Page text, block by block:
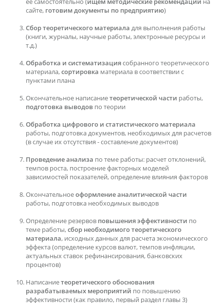
сайте, готовим документы по предприятию)
Сбор теоретического материала для выполнения работы
(книги, журналы, научные работы, электронные ресурсы и
т.д.)
Обработка и систематизациясобранного теоретического
материала,сортировка материала в соответствии с
пунктами плана
Окончательное написаниетеоретической части работы,
подготовка выводов по теории
Обработка цифрового и статистического материала
работы, подготовка документов, необходимых для расчетов
(в случае их отсутствия - составление документов)
Проведение анализа по теме работы: расчет отклонений,
темпов роста, построение факторных моделей
зависимостей показателей, определение влияния факторов
Окончательноеоформление аналитической части
работы, подготовка необходимых выводов
Определение резервов повышения эффективности по
теме работы,сбор необходимого теоретического
материала, исходных данных для расчета экономического
эффекта (определение курсов валют, темпов инфляции,
актуальных ставок рефинансирования, банковских
процентов)
Написаниетеоретического обоснования
разрабатываемых мероприятий по повышению
эффективности (как правило, первый раздел главы 3)